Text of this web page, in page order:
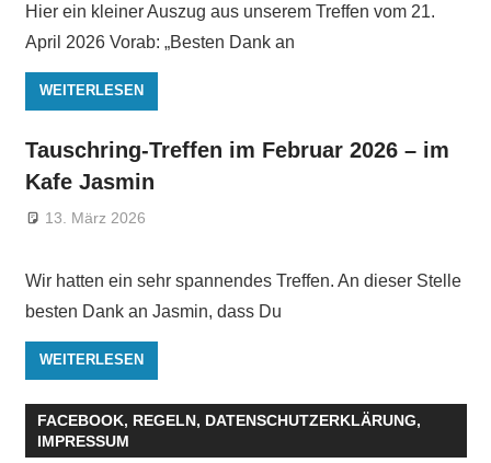
Hier ein kleiner Auszug aus unserem Treffen vom 21.
April 2026 Vorab: „Besten Dank an
WEITERLESEN
Tauschring-Treffen im Februar 2026 – im
Kafe Jasmin
13. März 2026
Wir hatten ein sehr spannendes Treffen. An dieser Stelle
besten Dank an Jasmin, dass Du
WEITERLESEN
FACEBOOK, REGELN, DATENSCHUTZERKLÄRUNG,
IMPRESSUM